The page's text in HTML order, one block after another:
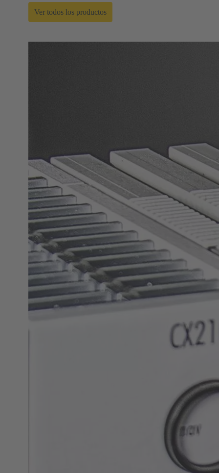
Ver todos los productos